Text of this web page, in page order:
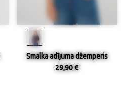
Smalka adījuma džemperis
29,90 €